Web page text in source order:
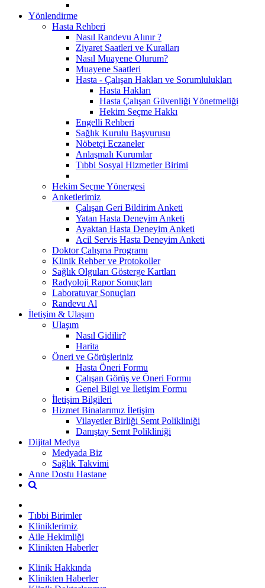
Yönlendirme
Hasta Rehberi
Nasıl Randevu Alınır ?
Ziyaret Saatleri ve Kuralları
Nasıl Muayene Olurum?
Muayene Saatleri
Hasta - Çalışan Hakları ve Sorumlulukları
Hasta Hakları
Hasta Çalışan Güvenliği Yönetmeliği
Hekim Seçme Hakkı
Engelli Rehberi
Sağlık Kurulu Başvurusu
Nöbetçi Eczaneler
Anlaşmalı Kurumlar
Tıbbi Sosyal Hizmetler Birimi
Hekim Seçme Yönergesi
Anketlerimiz
Çalışan Geri Bildirim Anketi
Yatan Hasta Deneyim Anketi
Ayaktan Hasta Deneyim Anketi
Acil Servis Hasta Deneyim Anketi
Doktor Çalışma Programı
Klinik Rehber ve Protokoller
Sağlık Olguları Gösterge Kartları
Radyoloji Rapor Sonuçları
Laboratuvar Sonuçları
Randevu Al
İletişim & Ulaşım
Ulaşım
Nasıl Gidilir?
Harita
Öneri ve Görüşleriniz
Hasta Öneri Formu
Çalışan Görüş ve Öneri Formu
Genel Bilgi ve İletişim Formu
İletişim Bilgileri
Hizmet Binalarımız İletişim
Vilayetler Birliği Semt Polikliniği
Danıştay Semt Polikliniği
Dijital Medya
Medyada Biz
Sağlık Takvimi
Anne Dostu Hastane
Tıbbi Birimler
Kliniklerimiz
Aile Hekimliği
Klinikten Haberler
Klinik Hakkında
Klinikten Haberler